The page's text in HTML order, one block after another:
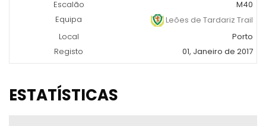
Escalão
M40
Equipa
Leões de Tardariz Trail
Local
Porto
Registo
01, Janeiro de 2017
ESTATÍSTICAS